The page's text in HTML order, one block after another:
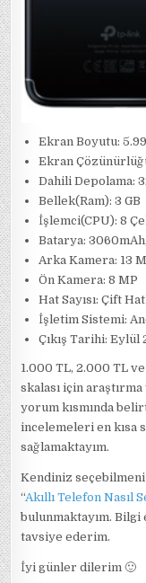
Ekran Boyutu:
Ekran
Dahili Depolama:
Bellek(Ram): 3 GB
İşlemci(CPU): 8
Batarya:
Arka Kamera: 13
Ön Kamera: 8 MP
Hat Sayısı: Çift
İşletim Sistemi:
Çıkış Tarihi: Eylül
1.000 TL, 2.000 TL
skalası için
yorum kısmında
incelemeleri en kısa
sağlamaktayım.
Kendiniz
“Akıllı Telefon Nasıl
bulunmaktayım. Bilgi
tavsiye ederim.
İyi günler dilerim 🙂